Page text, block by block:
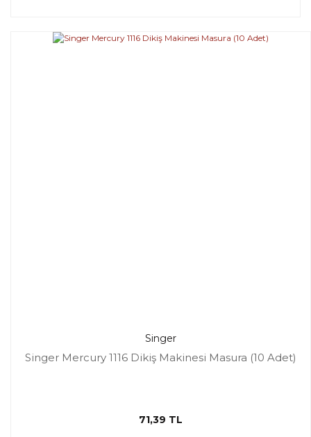
Singer
Singer Mercury 1116 Dikiş Makinesi Masura (10 Adet)
71,39 TL